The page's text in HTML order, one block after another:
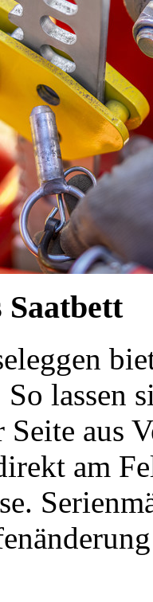
Saatbett
lassen
Seite aus
am